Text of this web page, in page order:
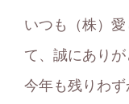
リ
ー
いつも（株）
て、誠にありが
今年も残りわず